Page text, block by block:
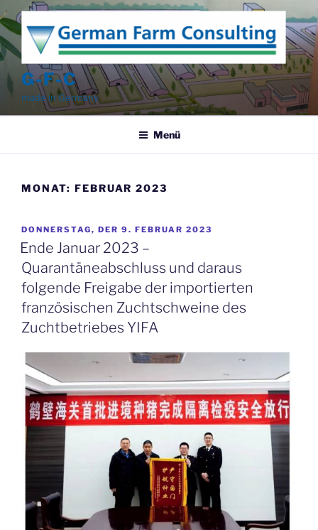
Zum
Inhalt
springen
G-F-C
made in Germany
Menü
MONAT: FEBRUAR 2023
VERÖFFENTLICHT
AM
DONNERSTAG, DER 9. FEBRUAR 2023
Ende Januar 2023 –
Quarantäneabschluss und daraus
folgende Freigabe der importierten
französischen Zuchtschweine des
Zuchtbetriebes YIFA